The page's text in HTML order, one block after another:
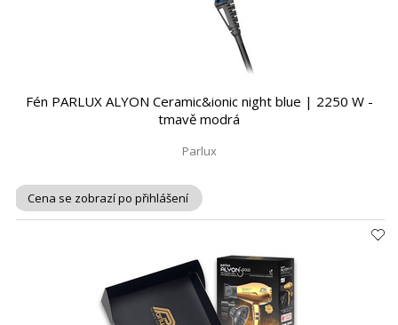
Fén PARLUX ALYON Ceramic&ionic night blue | 2250 W -
tmavě modrá
Parlux
Cena se zobrazí po přihlášení